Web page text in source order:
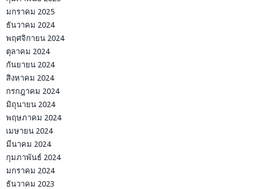
มกราคม 2025
ธันวาคม 2024
พฤศจิกายน 2024
ตุลาคม 2024
กันยายน 2024
สิงหาคม 2024
กรกฎาคม 2024
มิถุนายน 2024
พฤษภาคม 2024
เมษายน 2024
มีนาคม 2024
กุมภาพันธ์ 2024
มกราคม 2024
ธันวาคม 2023